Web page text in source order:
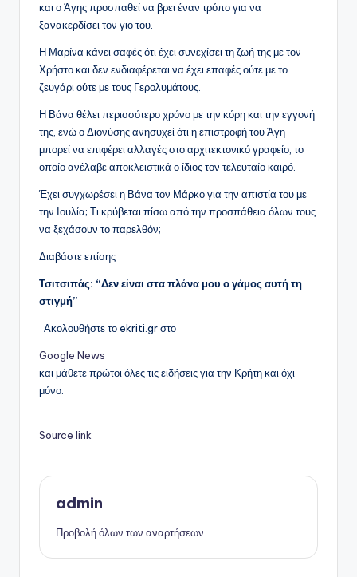
και ο Άγης προσπαθεί να βρει έναν τρόπο για να
ξανακερδίσει τον γιο του.
Η Μαρίνα κάνει σαφές ότι έχει συνεχίσει τη ζωή της με τον
Χρήστο και δεν ενδιαφέρεται να έχει επαφές ούτε με το
ζευγάρι ούτε με τους Γερολυμάτους.
Η Βάνα θέλει περισσότερο χρόνο με την κόρη και την εγγονή
της, ενώ ο Διονύσης ανησυχεί ότι η επιστροφή του Άγη
μπορεί να επιφέρει αλλαγές στο αρχιτεκτονικό γραφείο, το
οποίο ανέλαβε αποκλειστικά ο ίδιος τον τελευταίο καιρό.
Έχει συγχωρέσει η Βάνα τον Μάρκο για την απιστία του με
την Ιουλία; Τι κρύβεται πίσω από την προσπάθεια όλων τους
να ξεχάσουν το παρελθόν;
Διαβάστε επίσης
Τσιτσιπάς: “Δεν είναι στα πλάνα μου ο γάμος αυτή τη
στιγμή”
Ακολουθήστε το ekriti.gr στο
Google News
και μάθετε πρώτοι όλες τις ειδήσεις για την Κρήτη και όχι
μόνο.
Source link
admin
Προβολή όλων των αναρτήσεων